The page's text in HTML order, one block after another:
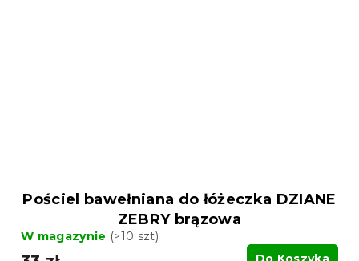
Pościel bawełniana do łóżeczka DZIANE
ZEBRY brązowa
W magazynie (>10 szt)